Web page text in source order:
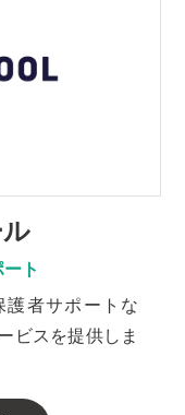
ト
護者サポートな
ビスを提供しま